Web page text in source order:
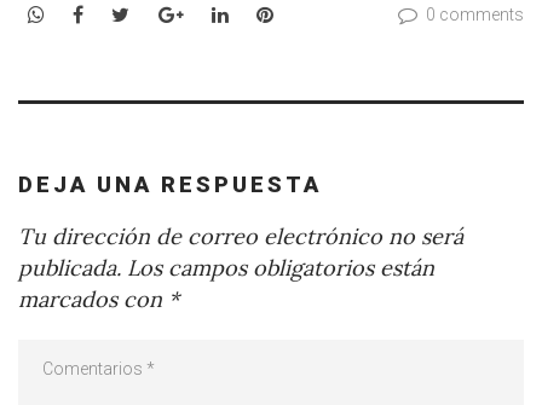
WhatsApp
Facebook
TwitterGoogle+LinkedInPinterest 0 comments
DEJA UNA RESPUESTA
Tu dirección de correo electrónico no será
publicada. Los campos obligatorios están
marcados con *